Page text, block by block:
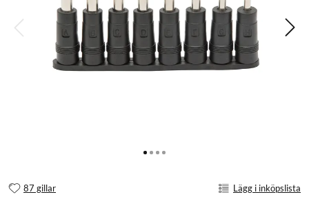
87 gillar Lägg i inköpslista